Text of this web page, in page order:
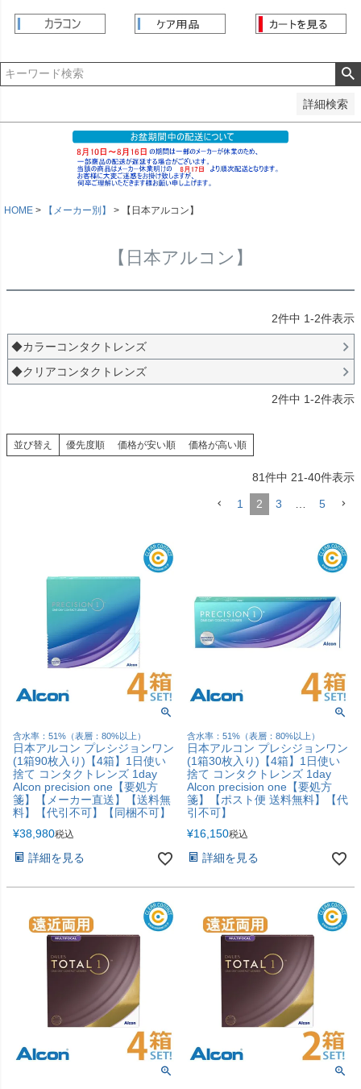
詳細検索
レビュー順
キーワードヒット順
HOME 【メーカー別】 【日本アルコン】
【日本アルコン】
2件中 1-2件表示
◆カラーコンタクトレンズ
◆クリアコンタクトレンズ
2件中 1-2件表示
並び替え 優先度順 価格が安い順 価格が高い順
81件中 21-40件表示
1 2 3 … 5
含水率：51%（表層：80%以上）
日本アルコン プレシジョンワン
(1箱90枚入り)【4箱】1日使い
捨て コンタクトレンズ 1day
Alcon precision one【要処方
箋】【メーカー直送】【送料無
料】【代引不可】【同梱不可】
¥38,980税込
詳細を見る
含水率：51%（表層：80%以上）
日本アルコン プレシジョンワン
(1箱30枚入り)【4箱】1日使い
捨て コンタクトレンズ 1day
Alcon precision one【要処方
箋】【ポスト便 送料無料】【代
引不可】
¥16,150税込
詳細を見る